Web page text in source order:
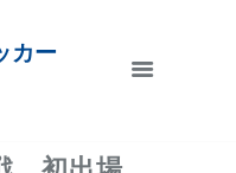
カー